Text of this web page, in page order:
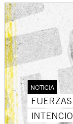
NOTICIA